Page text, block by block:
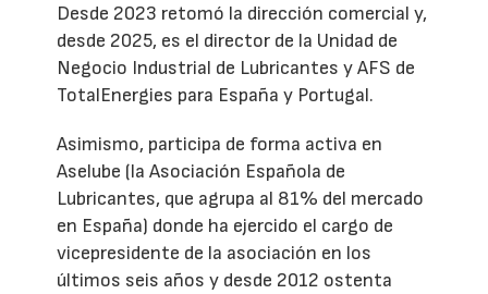
Desde 2023 retomó la dirección comercial y,
desde 2025, es el director de la Unidad de
Negocio Industrial de Lubricantes y AFS de
TotalEnergies para España y Portugal.
Asimismo, participa de forma activa en
Aselube (la Asociación Española de
Lubricantes, que agrupa al 81% del mercado
en España) donde ha ejercido el cargo de
vicepresidente de la asociación en los
últimos seis años y desde 2012 ostenta